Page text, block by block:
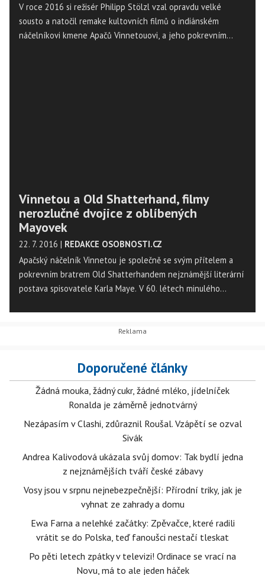
V roce 2016 si režisér Philipp Stölzl vzal opravdu velké
sousto a natočil remake kultovních filmů o indiánském
náčelníkovi kmene Apačů Vinnetouovi, a jeho pokrevním
Vinnetou a Old Shatterhand, filmy
nerozlučné dvojice z oblíbených
Mayovek
22. 7. 2016 | REDAKCE OSOBNOSTI.CZ
Apačský náčelník Vinnetou je společně se svým přítelem a
pokrevním bratrem Old Shatterhandem nejznámější literární
postava spisovatele Karla Maye. V 60. létech minulého
Lex Barker v roli Old Shatterhanda si již po několik desítek
Doporučené články
Žádná mouka, žádný cukr, žádné mléko, jídelníček
Ronalda je záměrně jednotvárný
Nezápasím v Clashi, zdůraznil Roušal. Vzápětí se ozval
Sivák
Andrea Kalivodová ukázala svůj domov: Tak bydlí jedna
z nejznámějších tváří české zábavy
Vosy jsou v srpnu nejnebezpečnější: Přírodní triky, jak je
vyhnat ze zahrady a domu
Ewa Farna a nelehké začátky: Zpěvačce, které radili
vrátit se do Polska, teď fanoušci nestačí tleskat
Po pěti letech zpátky v televizi! Ordinace se vrací na
Novu, má to ale jeden háček